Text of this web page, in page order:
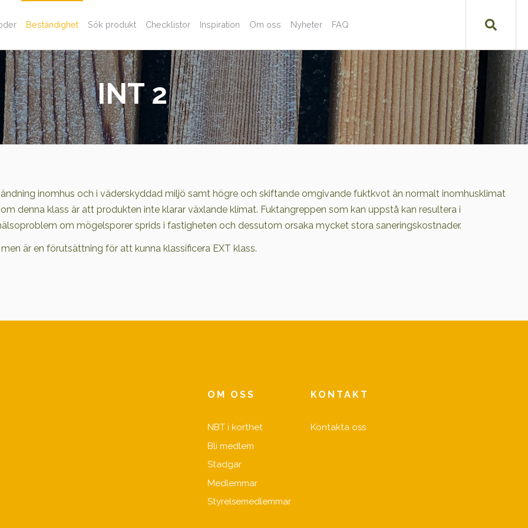
Beständighet Sök produkt Checklistor Inspiration Om oss Nyheter FAQ
INT 2
inomhus och i väderskyddad miljö samt högre och skiftande omgivande fuktkvot än normalt inomhusklimat
denna klass är att produkten inte klarar växlande klimat. Fuktangreppen som kan uppstå kan resultera i
om mögelsporer sprids i fastigheten och dessutom orsaka mycket stora saneringskostnader.
är en förutsättning för att kunna klassificera EXT klass.
OM OSS
NBT i korthet
Bli medlem
Stadgar
Medlemmar
Styrelsemedlemmar
KONTAKT
Kontakta oss